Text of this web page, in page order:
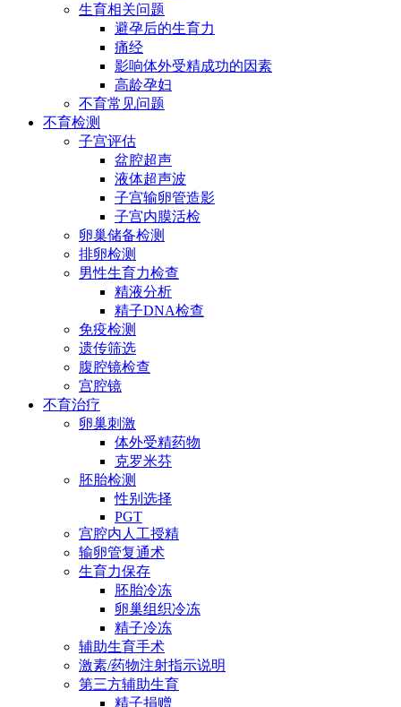
生育相关问题
避孕后的生育力
痛经
影响体外受精成功的因素
高龄孕妇
不育常见问题
不育检测
子宫评估
盆腔超声
液体超声波
子宫输卵管造影
子宫内膜活检
卵巢储备检测
排卵检测
男性生育力检查
精液分析
精子DNA检查
免疫检测
遗传筛选
腹腔镜检查
宫腔镜
不育治疗
卵巢刺激
体外受精药物
克罗米芬
胚胎检测
性别选择
PGT
宫腔内人工授精
输卵管复通术
生育力保存
胚胎冷冻
卵巢组织冷冻
精子冷冻
辅助生育手术
激素/药物注射指示说明
第三方辅助生育
精子捐赠